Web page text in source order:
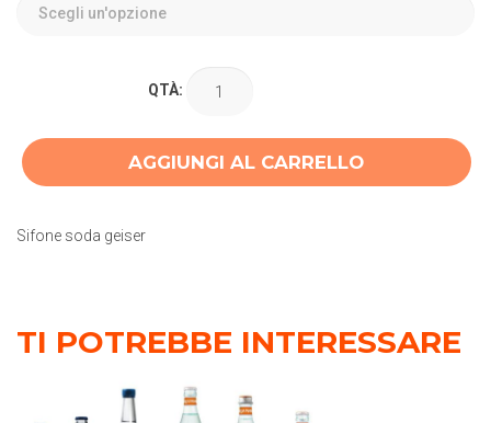
QTÀ:
AGGIUNGI AL CARRELLO
Sifone soda geiser
TI POTREBBE INTERESSARE